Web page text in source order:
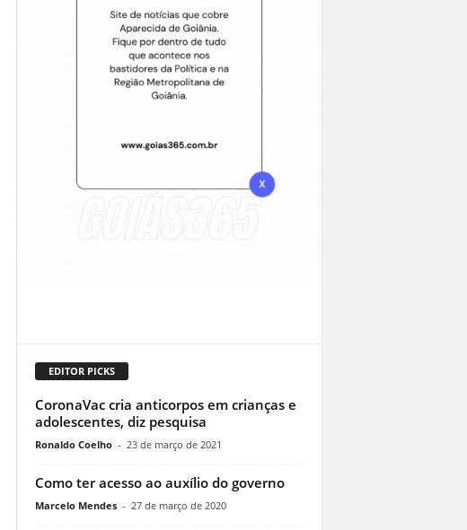
EDITOR PICKS
CoronaVac cria anticorpos em crianças e
adolescentes, diz pesquisa
Ronaldo Coelho - 23 de março de 2021
Como ter acesso ao auxílio do governo
Marcelo Mendes - 27 de março de 2020